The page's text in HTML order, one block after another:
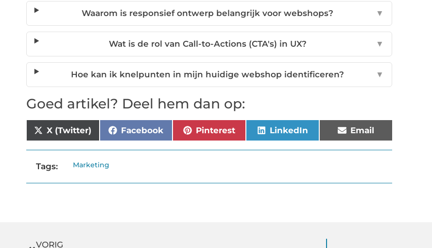
Waarom is responsief ontwerp belangrijk voor webshops? ▼
Wat is de rol van Call-to-Actions (CTA's) in UX? ▼
Hoe kan ik knelpunten in mijn huidige webshop identificeren? ▼
Goed artikel? Deel hem dan op:
X (Twitter) Facebook Pinterest LinkedIn Email
Tags: Marketing
VORIG